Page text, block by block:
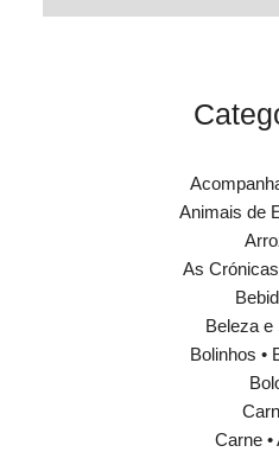
Animais de
As
Beleza e
Bolinhos •
Carne •